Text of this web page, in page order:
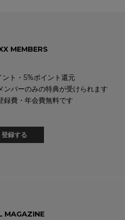
MEMBERS
ント・5%ポイント還元
ンバーのみの特典が受けられます
録費・年会費無料です
登録する
MAGAZINE